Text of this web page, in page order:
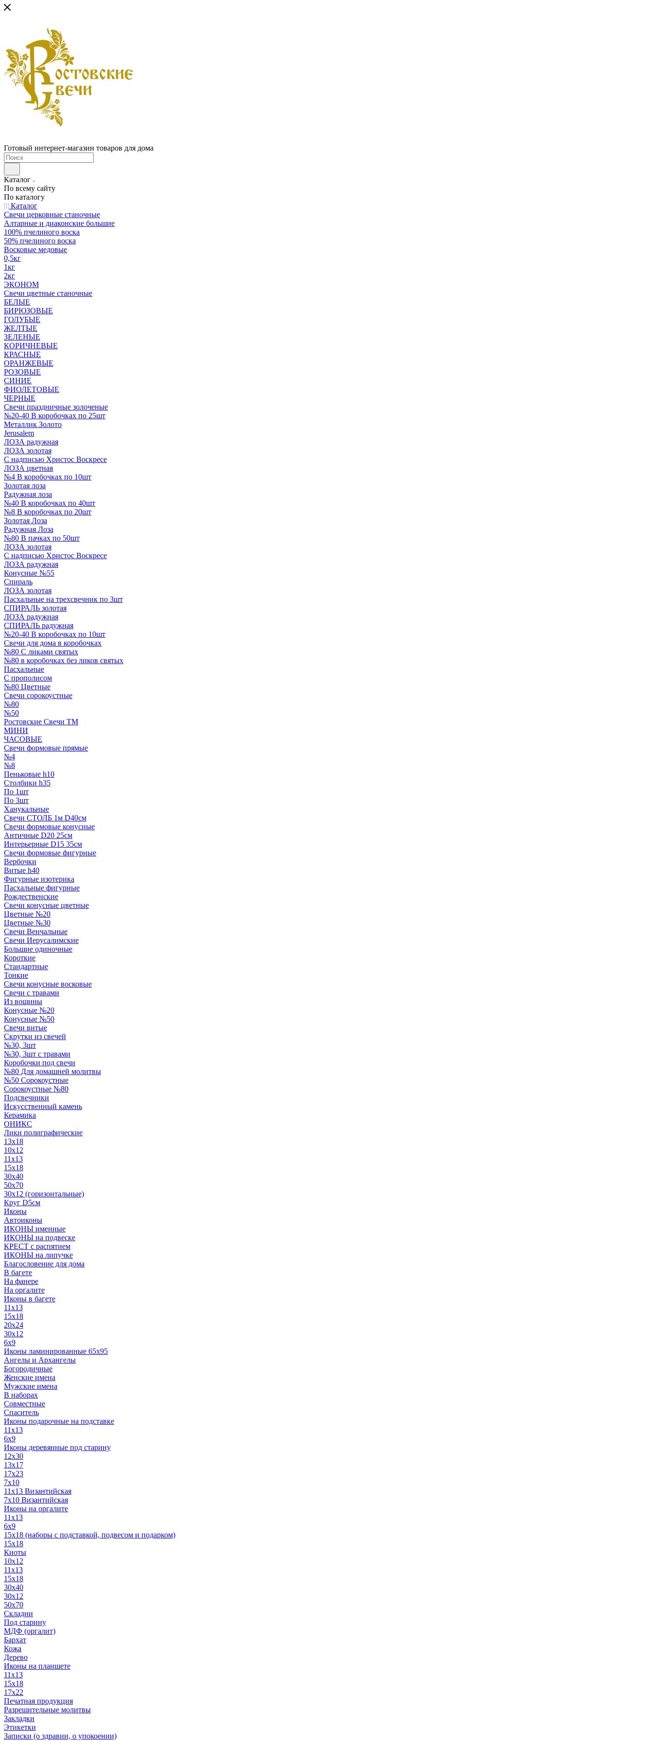
Готовый интернет-магазин товаров для дома
Каталог
По всему сайту
По каталогу
Каталог
Свечи церковные станочные
Алтарные и диаконские большие
100% пчелиного воска
50% пчелиного воска
Восковые медовые
0,5кг
1кг
2кг
ЭКОНОМ
Свечи цветные станочные
БЕЛЫЕ
БИРЮЗОВЫЕ
ГОЛУБЫЕ
ЖЕЛТЫЕ
ЗЕЛЕНЫЕ
КОРИЧНЕВЫЕ
КРАСНЫЕ
ОРАНЖЕВЫЕ
РОЗОВЫЕ
СИНИЕ
ФИОЛЕТОВЫЕ
ЧЕРНЫЕ
Свечи праздничные золоченые
№20-40 В коробочках по 25шт
Металлик Золото
Jerusalem
ЛОЗА радужная
ЛОЗА золотая
С надписью Христос Воскресе
ЛОЗА цветная
№4 В коробочках по 10шт
Золотая лоза
Радужная лоза
№40 В коробочках по 40шт
№8 В коробочках по 20шт
Золотая Лоза
Радужная Лоза
№80 В пачках по 50шт
ЛОЗА золотая
С надписью Христос Воскресе
ЛОЗА радужная
Конусные №55
Спираль
ЛОЗА золотая
Пасхальные на трехсвечник по 3шт
СПИРАЛЬ золотая
ЛОЗА радужная
СПИРАЛЬ радужная
№20-40 В коробочках по 10шт
Свечи для дома в коробочках
№80 С ликами святых
№80 в коробочках без ликов святых
Пасхальные
С прополисом
№80 Цветные
Свечи сорокоустные
№80
№50
Ростовские Свечи ТМ
МИНИ
ЧАСОВЫЕ
Свечи формовые прямые
№4
№8
Пеньковые h10
Столбики h35
По 1шт
По 3шт
Ханукальные
Свечи СТОЛБ 1м D40см
Свечи формовые конусные
Античные D20 25см
Интерьерные D15 35см
Свечи формовые фигурные
Вербочки
Витые h40
Фигурные изотерика
Пасхальные фигурные
Рождественские
Свечи конусные цветные
Цветные №20
Цветные №30
Свечи Венчальные
Свечи Иерусалимские
Большие одиночные
Короткие
Стандартные
Тонкие
Свечи конусные восковые
Свечи с травами
Из вощины
Конусные №20
Конусные №50
Свечи витые
Скрутки из свечей
№30, 3шт
№30, 3шт с травами
Коробочки под свечи
№80 Для домашней молитвы
№50 Сорокоустные
Сорокоустные №80
Подсвечники
Искусственный камень
Керамика
ОНИКС
Лики полиграфические
13x18
10x12
11х13
15х18
30x40
50x70
30x12 (горизонтальные)
Круг D5см
Иконы
Автоиконы
ИКОНЫ именные
ИКОНЫ на подвеске
КРЕСТ с распятием
ИКОНЫ на липучке
Благословение для дома
В багете
На фанере
На оргалите
Иконы в багете
11x13
15x18
20x24
30х12
6x9
Иконы ламинированные 65x95
Ангелы и Архангелы
Богородичные
Женские имена
Мужские имена
В наборах
Совместные
Спаситель
Иконы подарочные на подставке
11x13
6x9
Иконы деревянные под старину
12х30
13x17
17x23
7x10
11x13 Византийская
7x10 Византийская
Иконы на оргалите
11x13
6x9
15х18 (наборы с подставкой, подвесом и подарком)
15x18
Киоты
10x12
11x13
15x18
30x40
30х12
50x70
Складни
Под старину
МДФ (оргалит)
Бархат
Кожа
Дерево
Иконы на планшете
11х13
15х18
17х22
Печатная продукция
Разрешительные молитвы
Закладки
Этикетки
Записки (о здравии, о упокоении)